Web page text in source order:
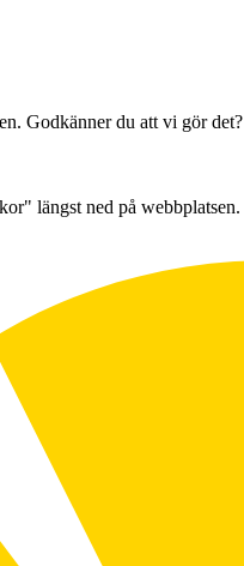
Godkänner du att vi gör det?
längst ned på webbplatsen.